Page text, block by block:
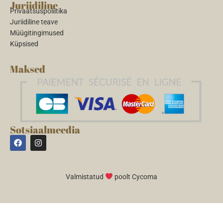
Juriidiline
Privaatsuspoliitika
Juriidiline teave
Müügitingimused
Küpsised
Maksed
Sotsiaalmeedia
Valmistatud poolt Cycoma